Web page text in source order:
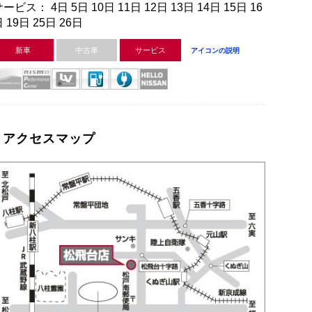
ービス： 4日 5日 10日 11日 12日 13日 14日 15日 16
19日 25日 26日
新車 中古車 サービス アイコンの説明
アクセスマップ